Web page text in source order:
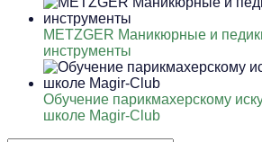
METZGER Маникюрные и
инструменты
Обучение парикмахерскому
школе Magir-Club